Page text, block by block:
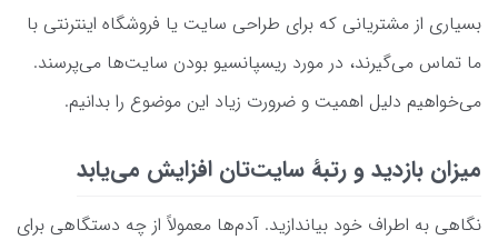
بسیاری از مشتریانی که برای طراحی سایت یا فروشگاه اینترنتی با
ما تماس می‌گیرند، در مورد ریسپانسیو بودن سایت‌ها می‌پرسند.
می‌خواهیم دلیل اهمیت و ضرورت زیاد این موضوع را بدانیم.
میزان بازدید و رتبۀ سایت‌تان افزایش می‌یابد
نگاهی به اطراف خود بیاندازید. آدم‌ها معمولاً از چه دستگاهی برای